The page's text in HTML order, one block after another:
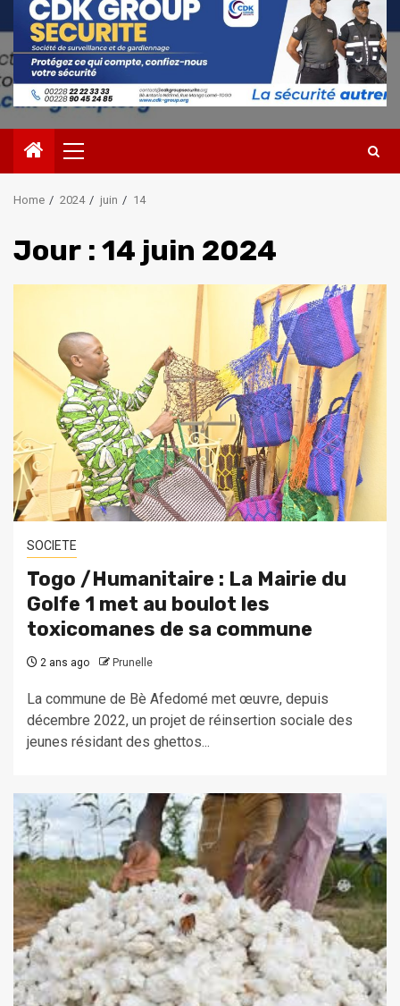
Primary
Menu
Home 2024 juin 14
Jour : 14 juin 2024
SOCIETE
Togo /Humanitaire : La Mairie du
Golfe 1 met au boulot les
toxicomanes de sa commune
2 ans ago Prunelle
La commune de Bè Afedomé met œuvre, depuis
décembre 2022, un projet de réinsertion sociale des
jeunes résidant des ghettos...